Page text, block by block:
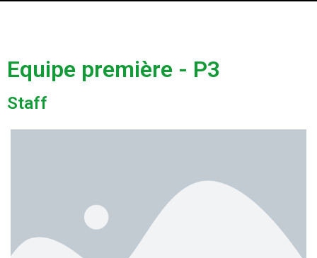
Equipe première - P3
Staff